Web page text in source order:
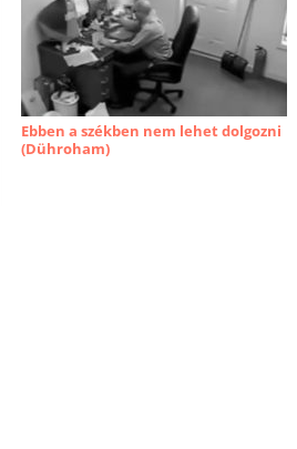
Ebben a székben nem lehet dolgozni
(Dühroham)